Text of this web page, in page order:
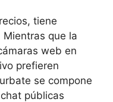
tiene
que la
web en
prefieren
se compone
públicas